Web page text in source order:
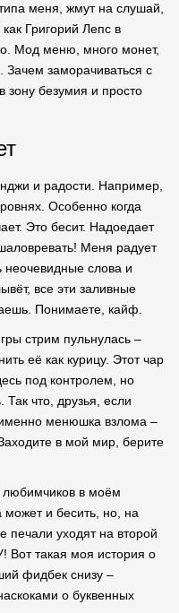
меня, жмут на слушай,
Григорий Лепс в
Мод меню, много монет,
заморачиваться с
зону безумия и просто
и радости. Например,
Особенно когда
Это бесит. Надоедает
Меня радует
неочевидные слова и
все эти заливные
Понимаете, кайф.
стрим пульнулась –
её как курицу. Этот чар
под контролем, но
что, друзья, если
именно менюшка взлома –
в мой мир, берите
любимчиков в моём
и бесить, но, на
печали уходят на второй
Вот такая моя история о
фидбек снизу –
о буквенных